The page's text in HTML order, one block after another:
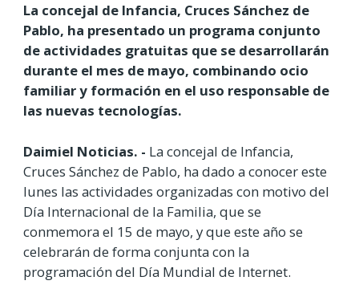
La concejal de Infancia, Cruces Sánchez de
Pablo, ha presentado un programa conjunto
de actividades gratuitas que se desarrollarán
durante el mes de mayo, combinando ocio
familiar y formación en el uso responsable de
las nuevas tecnologías.
Daimiel Noticias. - La concejal de Infancia,
Cruces Sánchez de Pablo, ha dado a conocer este
lunes las actividades organizadas con motivo del
Día Internacional de la Familia, que se
conmemora el 15 de mayo, y que este año se
celebrarán de forma conjunta con la
programación del Día Mundial de Internet.